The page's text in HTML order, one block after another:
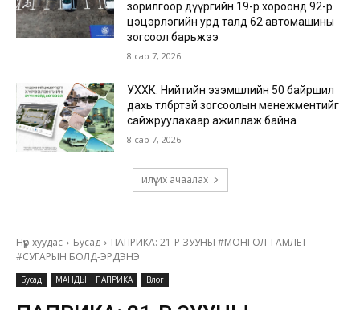
зорилгоор дүүргийн 19-р хороонд 92-р
цэцэрлэгийн урд талд 62 автомашины
зогсоол барьжээ
8 сар 7, 2026
УХХК: Нийтийн эзэмшлийн 50 байршил
дахь төлбөртэй зогсоолын менежментийг
сайжруулахаар ажиллаж байна
8 сар 7, 2026
илүү их ачаалах